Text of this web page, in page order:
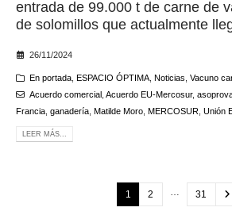
entrada de 99.000 t de carne de
de solomillos que actualmente
26/11/2024
En portada, ESPACIO ÓPTIMA, Noticias Vacuno
Acuerdo comercial, Acuerdo EU-Mercosur,
Francia ganadería Matilde Moro MERCOSUR Unión
LEER MÁS...
1 2 … 31